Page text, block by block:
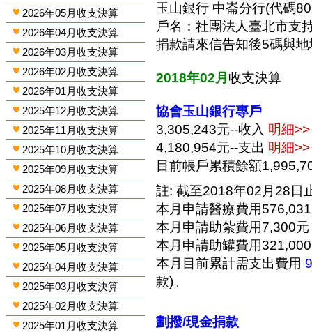
2026年05月收支決算
2026年04月收支決算
2026年03月收支決算
2026年02月收支決算
2026年01月收支決算
2025年12月收支決算
2025年11月收支決算
2025年10月收支決算
2025年09月收支決算
2025年08月收支決算
2025年07月收支決算
2025年06月收支決算
2025年05月收支決算
2025年04月收支決算
2025年03月收支決算
2025年02月收支決算
2025年01月收支決算
玉山銀行 中崙分行(代碼
戶名：社團法人臺北市支
捐款請來信告知後5碼與
2018年02月收支決算
協會玉山銀行專戶
3,305,243元--收入 明細>>
4,180,954元--支出 明細>>
目前帳戶累積餘額
註: 截至2018年02月28日
本月申請醫療費用
本月申請助紮費用7,300元
本月申請助罐費用
本月目前累計需支出費用
款)。
劃撥/現金捐款